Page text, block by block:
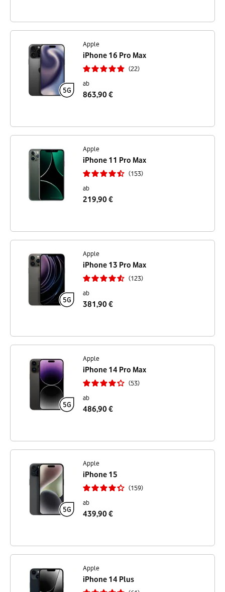
Apple
iPhone 16 Pro Max
22
ab
863,90 €
Apple
iPhone 11 Pro Max
153
ab
219,90 €
Apple
iPhone 13 Pro Max
123
ab
381,90 €
Apple
iPhone 14 Pro Max
53
ab
486,90 €
Apple
iPhone 15
159
ab
439,90 €
Apple
iPhone 14 Plus